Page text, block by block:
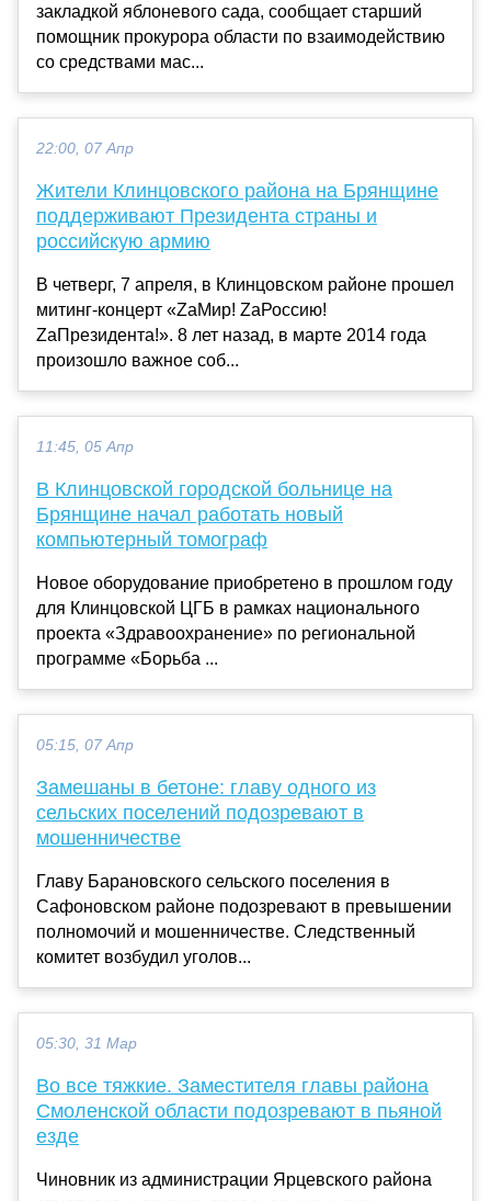
закладкой яблоневого сада, сообщает старший
помощник прокурора области по взаимодействию
со средствами мас...
22:00, 07 Апр
Жители Клинцовского района на Брянщине
поддерживают Президента страны и
российскую армию
В четверг, 7 апреля, в Клинцовском районе прошел
митинг-концерт «ZаМир! ZаРоссию!
ZаПрезидента!». 8 лет назад, в марте 2014 года
произошло важное соб...
11:45, 05 Апр
В Клинцовской городской больнице на
Брянщине начал работать новый
компьютерный томограф
Новое оборудование приобретено в прошлом году
для Клинцовской ЦГБ в рамках национального
проекта «Здравоохранение» по региональной
программе «Борьба ...
05:15, 07 Апр
Замешаны в бетоне: главу одного из
сельских поселений подозревают в
мошенничестве
Главу Барановского сельского поселения в
Сафоновском районе подозревают в превышении
полномочий и мошенничестве. Следственный
комитет возбудил уголов...
05:30, 31 Мар
Во все тяжкие. Заместителя главы района
Смоленской области подозревают в пьяной
езде
Чиновник из администрации Ярцевского района